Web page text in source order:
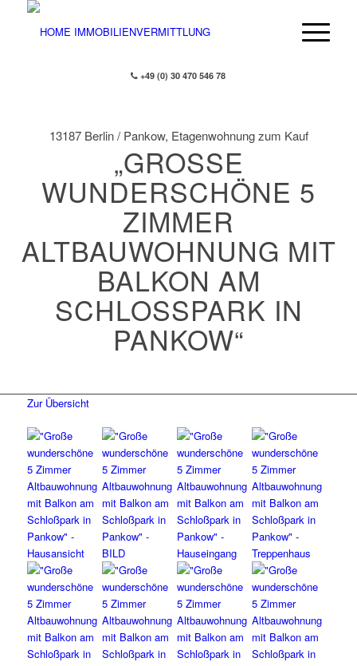
+49 (0) 30 470 546 78
13187 Berlin / Pankow, Etagenwohnung zum Kauf
„GROSSE W
UNDERSCHÖNE 5 Z
IMMER A
LTBAUWOHNUNG MIT B
ALKON AM S
CHLOSSPARK IN PA
NKOW“
Zur Übersicht